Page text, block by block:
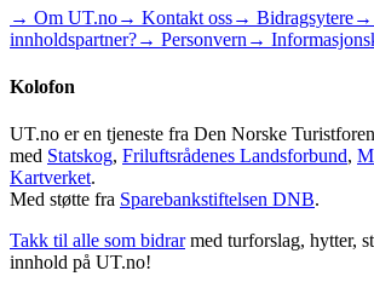
→ Om UT.no→ Kontakt oss→ Bidragsytere→
innholdspartner?→ Personvern →
Kolofon
UT.no er en tjeneste fra Den Norske
med Statskog, Friluftsrådenes Landsforbund,
Kartverket.
Med støtte fra Sparebankstiftelsen DNB.
Takk til alle som bidrar med turforslag, hytter,
innhold på UT.no!